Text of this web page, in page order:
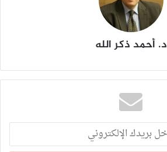
د. أحمد ذكر الله